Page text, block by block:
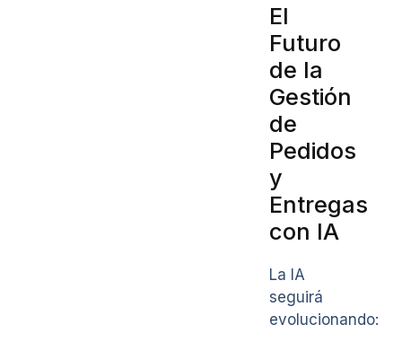
El
Futuro
de la
Gestión
de
Pedidos
y
Entregas
con IA
La IA
seguirá
evolucionando: